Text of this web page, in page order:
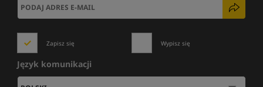
Zapisz się Wypisz się
Język komunikacji